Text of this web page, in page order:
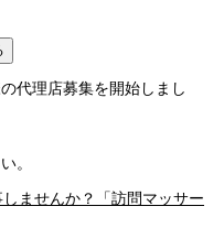
代理店募集を開始しまし
。
ませんか？「訪問マッサー